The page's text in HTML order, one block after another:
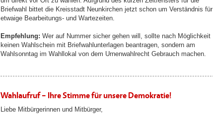
Briefwahl bittet die Kreisstadt Neunkirchen jetzt schon um Verständnis für
etwaige Bearbeitungs- und Wartezeiten.
Empfehlung: Wer auf Nummer sicher gehen will, sollte nach Möglichkeit
keinen Wahlschein mit Briefwahlunterlagen beantragen, sondern am
Wahlsonntag im Wahllokal von dem Urnenwahlrecht Gebrauch machen.
Wahlaufruf – Ihre Stimme für unsere Demokratie!
Liebe Mitbürgerinnen und Mitbürger,